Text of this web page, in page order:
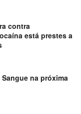
contra
está prestes a
na próxima